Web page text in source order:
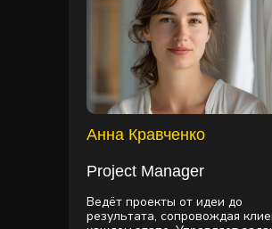
Анна Кравченко
Project Manager
Ведёт проекты от идеи до
результата, сопровождая